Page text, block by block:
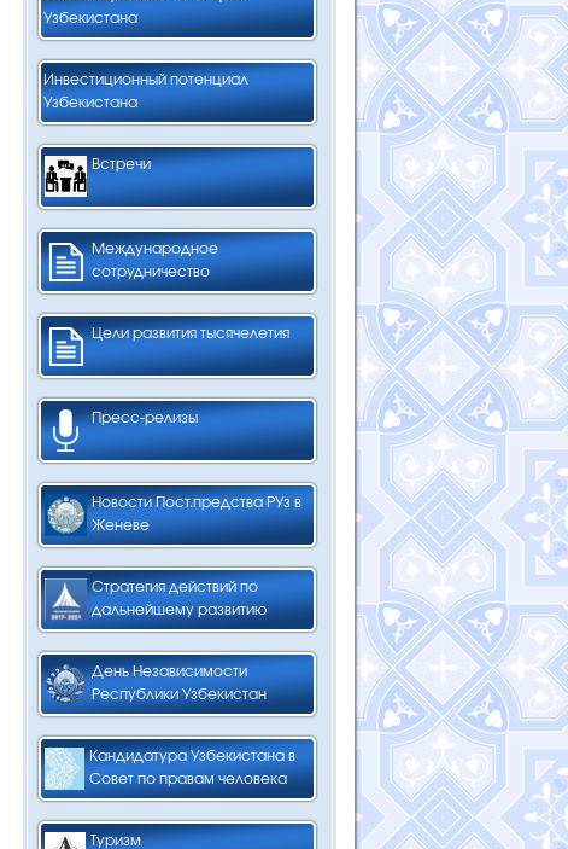
Узбекистана
Инвестиционный потенциал
Узбекистана
Встречи
Международное
сотрудничество
Цели развития тысячелетия
Пресс-релизы
Новости Пост.предства РУз в
Женеве
Стратегия действий по
дальнейшему развитию
День Независимости
Республики Узбекистан
Кандидатура Узбекистана в
Совет по правам человека
Туризм